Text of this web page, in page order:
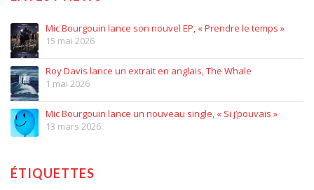
Mic Bourgouin lance son nouvel EP, « Prendre le temps »
15 mai 2026
Roy Davis lance un extrait en anglais, The Whale
1 mai 2026
Mic Bourgouin lance un nouveau single, « Si j’pouvais »
13 mars 2026
ÉTIQUETTES